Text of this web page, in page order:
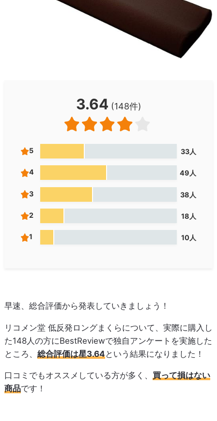
3.64 (148件)
5 33人
4 49人
3 38人
2 18人
1 10人
早速、総合評価から発表していきましょう！
リコメン堂 低反発ロングまくらについて、実際に購入し
た148人の方にBestReviewで独自アンケートを実施した
ところ、 総合評価は星3.64 という結果になりました！
口コミでもオススメしている方が多く、 買って損はない
商品です！